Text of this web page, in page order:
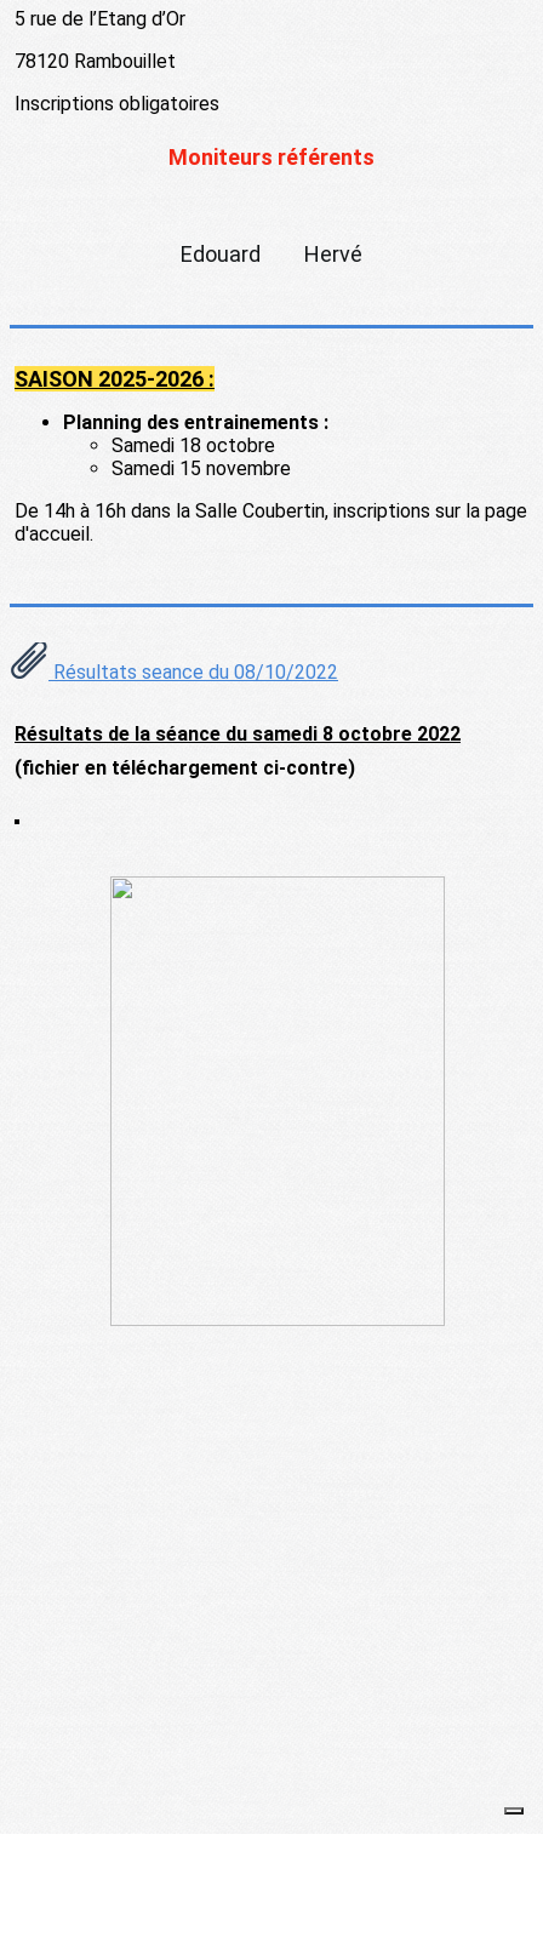
5 rue de l’Etang d’Or
78120 Rambouillet
Inscriptions obligatoires
Moniteurs référents
Edouard Hervé
SAISON 2025-2026 :
Planning des entrainements :
Samedi 18 octobre
Samedi 15 novembre
De 14h à 16h dans la Salle Coubertin, inscriptions sur la page
d'accueil.
Résultats seance du 08/10/2022
Résultats de la séance du samedi 8 octobre 2022
(fichier en téléchargement ci-contre)